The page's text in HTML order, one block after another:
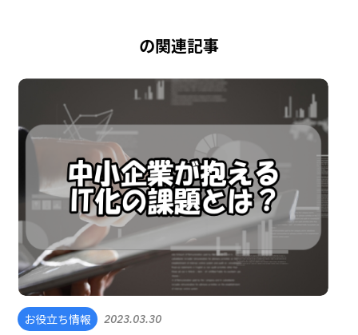
の関連記事
お役立ち情報 2023.03.30